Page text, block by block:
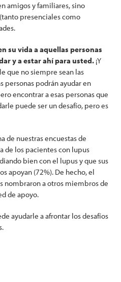
amigos y familiares, sino
presenciales como
su vida a aquellas personas
y a estar ahí para usted. ¡Y
que no siempre sean las
personas podrán ayudar en
encontrar a esas personas que
puede ser un desafío, pero es
de nuestras encuestas de
de los pacientes con lupus
bien con el lupus y que sus
apoyan (72%). De hecho, el
nombraron a otros miembros de
de apoyo.
ayudarle a afrontar los desafíos